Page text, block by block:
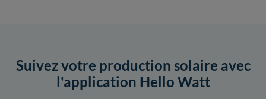
Suivez votre production solaire avec
l'application Hello Watt